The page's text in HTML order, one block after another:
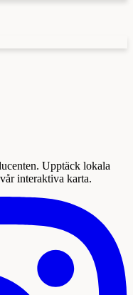
Upptäck lokala
interaktiva karta.